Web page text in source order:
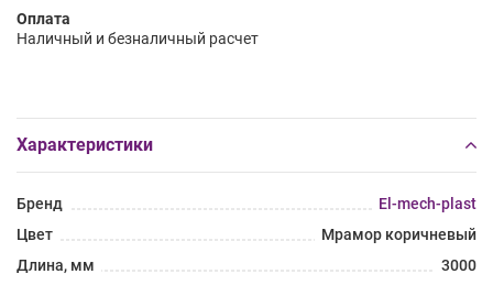
Оплата
Наличный и безналичный расчет
Характеристики
Бренд
El-mech-plast
Цвет
Мрамор коричневый
Длина, мм
3000